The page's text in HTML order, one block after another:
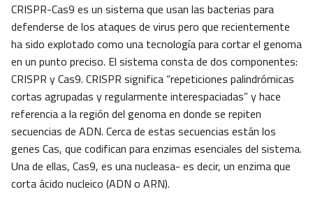
CRISPR-Cas9 es un sistema que usan las bacterias para
defenderse de los ataques de virus pero que recientemente
ha sido explotado como una tecnología para cortar el genoma
en un punto preciso. El sistema consta de dos componentes:
CRISPR y Cas9. CRISPR significa “repeticiones palindrómicas
cortas agrupadas y regularmente interespaciadas” y hace
referencia a la región del genoma en donde se repiten
secuencias de ADN. Cerca de estas secuencias están los
genes Cas, que codifican para enzimas esenciales del sistema.
Una de ellas, Cas9, es una nucleasa- es decir, un enzima que
corta ácido nucleico (ADN o ARN).